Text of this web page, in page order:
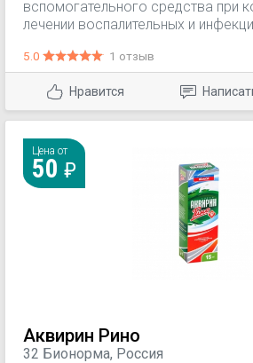
вспомогательного средства при
лечении воспалительных и
фарингит ларингит до и после
вмешательств в полости рта и
язвенные стоматиты грибковые
рта и гортани вспомогательное
5.0 1 отзыв
Нравится
Цена от
50
Аквирин Рино
32 Бионорма, Россия